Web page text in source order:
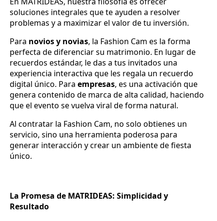
soluciones integrales que te ayuden a resolver
problemas y a maximizar el valor de tu inversión.
Para novios y novias, la Fashion Cam es la forma
perfecta de diferenciar su matrimonio. En lugar de
recuerdos estándar, le das a tus invitados una
experiencia interactiva que les regala un recuerdo
digital único. Para empresas, es una activación que
genera contenido de marca de alta calidad, haciendo
que el evento se vuelva viral de forma natural.
Al contratar la Fashion Cam, no solo obtienes un
servicio, sino una herramienta poderosa para
generar interacción y crear un ambiente de fiesta
único.
La Promesa de MATRIDEAS: Simplicidad y
Resultado